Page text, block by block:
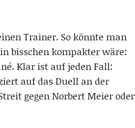
Trainer. So könnte man
bisschen kompakter wäre:
Klar ist auf jeden Fall:
auf das Duell an der
gegen Norbert Meier oder